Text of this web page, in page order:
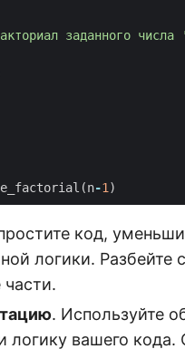
(n-1)
код,
логики. Разбейте
. Используйте
логику вашего